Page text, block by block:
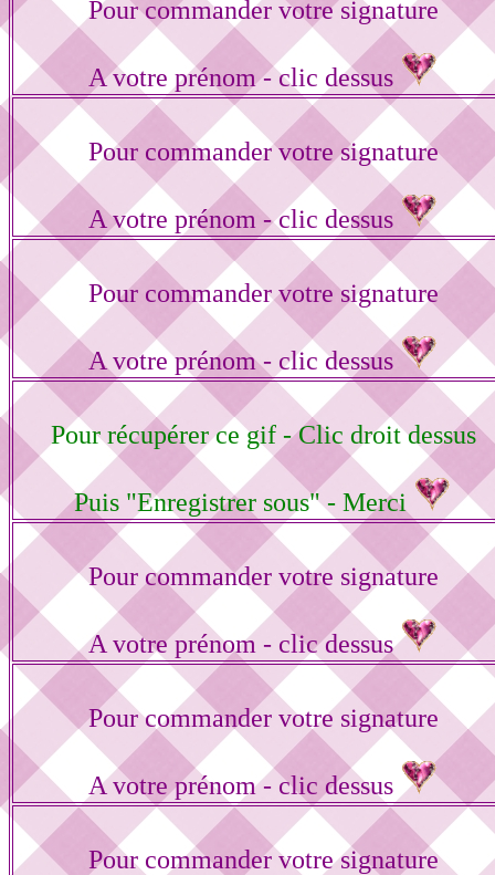
Pour commander votre signature
A votre prénom - clic dessus
Pour commander votre signature
A votre prénom - clic dessus
Pour commander votre signature
A votre prénom - clic dessus
Pour récupérer ce gif - Clic droit dessus
Puis "Enregistrer sous" - Merci
Pour commander votre signature
A votre prénom - clic dessus
Pour commander votre signature
A votre prénom - clic dessus
Pour commander votre signature